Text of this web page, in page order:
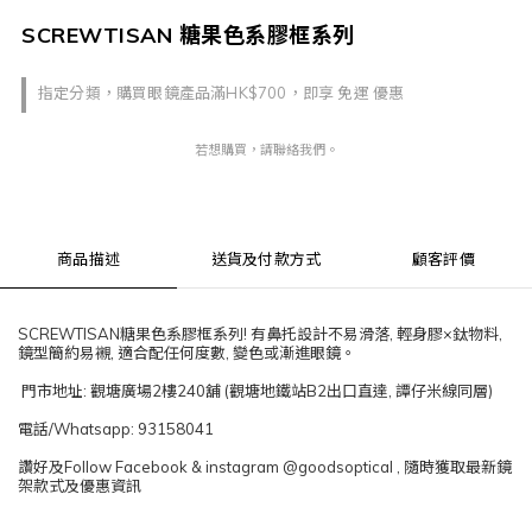
SCREWTISAN 糖果色系膠框系列
指定分類，購買眼鏡產品滿HK$700，即享 免運 優惠
若想購買，請聯絡我們。
商品描述 送貨及付款方式 顧客評價
SCREWTISAN糖果色系膠框系列! 有鼻托設計不易滑落, 輕身膠×鈦物料,
鏡型簡約易襯, 適合配任何度數, 變色或漸進眼鏡。
門市地址: 觀塘廣場2樓240舖 (觀塘地鐵站B2出口直達, 譚仔米線同層)
電話/Whatsapp: 93158041
讚好及Follow Facebook & instagram @goodsoptical , 隨時獲取最新鏡
架款式及優惠資訊